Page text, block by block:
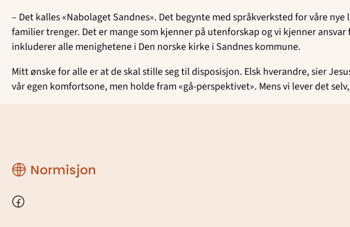
– Det kalles «Nabolaget Sandnes». Det begynte med språkverksted for våre
familier trenger. Det er mange som kjenner på utenforskap og vi kjenner
inkluderer alle menighetene i Den norske kirke i Sandnes kommune.
Mitt ønske for alle er at de skal stille seg til disposisjon. Elsk hverandre, sier
vår egen komfortsone, men holde fram «gå-perspektivet». Mens vi lever det
Region
Rogaland
Facebook